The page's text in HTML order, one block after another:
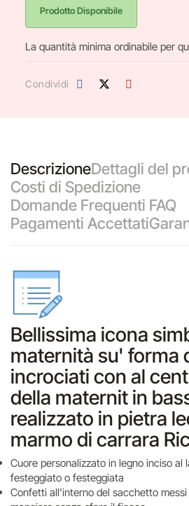
Prodotto Disponibile
La quantità minima ordinabile per
Condividi
DescrizioneDettagli del
Costi di Spedizione
Domande Frequenti FAQ
Pagamenti Accettati
Bellissima icona
maternità su' forma
incrociati con al
della maternit in
realizzato in pietra
marmo di carrara
Cuore personalizzato in legno inciso al
festeggiato o festeggiata
Confetti all'interno del sacchetto